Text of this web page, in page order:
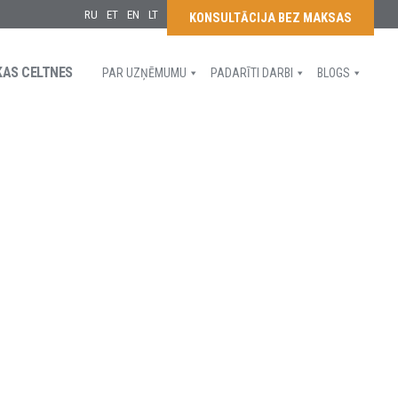
RU ET EN LT KONSULTĀCIJA BEZ MAKSAS
CELTNES PAR UZŅĒMUMU PADARĪTI DARBI BLOGS